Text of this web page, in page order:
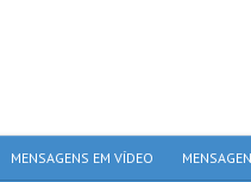
MENSAGENS EM VÍDEO